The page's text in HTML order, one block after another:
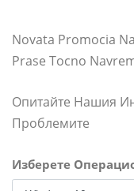
Novata Promocia
Prase Tocno
Опитайте Нашия
Проблемите
Изберете